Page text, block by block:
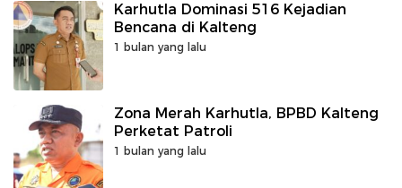
Karhutla Dominasi 516 Kejadian
Bencana di Kalteng
1 bulan yang lalu
Zona Merah Karhutla, BPBD Kalteng
Perketat Patroli
1 bulan yang lalu